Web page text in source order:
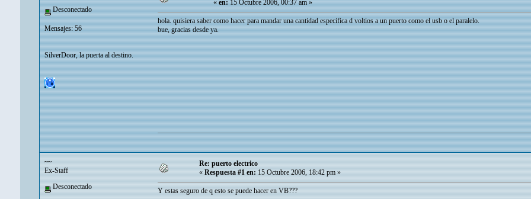
Desconectado
Mensajes: 56
SilverDoor, la puerta al destino.
«en:15 Octubre 2006, 00:37 am »
hola. quisiera saber como hacer para mandar una cantidad especifica d voltios a un puerto como el usb o el paralelo.
bue, gracias desde ya.
~~
Ex-Staff
Desconectado
Re: puerto electrico
« Respuesta #1 en: 15 Octubre 2006, 18:42 pm »
Y estas seguro de q esto se puede hacer en VB???